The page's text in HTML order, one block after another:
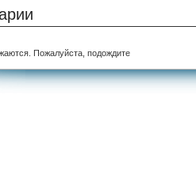
Пожалуйста, подождите